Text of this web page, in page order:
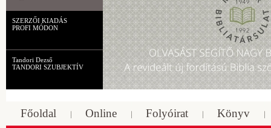
SZERZŐI KIADÁS
PROFI MÓDON
Tandori Dezső
TANDORI SZUBJEKTÍV
Főoldal Online Folyóirat Könyv